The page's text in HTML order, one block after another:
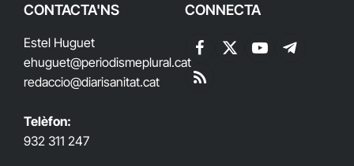
CONTACTA'NS
Estel Huguet
ehuguet@periodismeplural.cat
redaccio@diarisanitat.cat
Telèfon:
932 311 247
CONNECTA
Facebook
X
YouTubeTelegram
RSS